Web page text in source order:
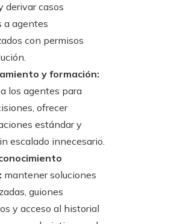
derivar casos
a agentes
con permisos
y formación:
los agentes para
ofrecer
estándar y
escalado innecesario.
mantener soluciones
guiones
y acceso al historial